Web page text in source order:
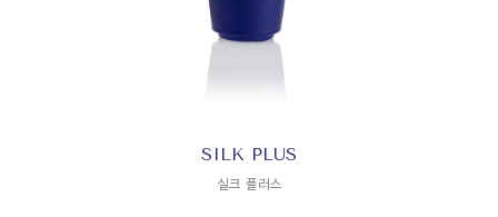
SILK PLUS
실크 플러스